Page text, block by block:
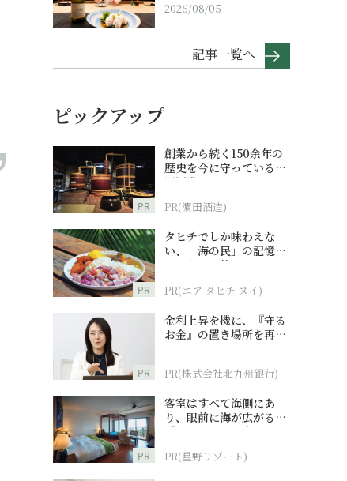
2026/08/05
記事一覧へ
ピックアップ
PR
創業から続く150余年の
歴史を今に守っている濵
田酒造
PR(濵田酒造)
PR
タヒチでしか味わえな
い、「海の民」の記憶へ
とつながる旅
PR(エア タヒチ ヌイ)
PR
金利上昇を機に、『守る
お金』の置き場所を再検
討
PR(株式会社北九州銀行)
PR
客室はすべて海側にあ
り、眼前に海が広がる
『西表島ホテル by 星野
PR(星野リゾート)